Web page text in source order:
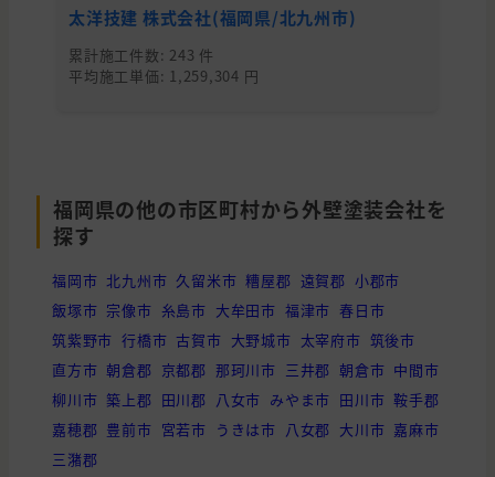
太洋技建 株式会社(福岡県/北九州市)
累計施工件数: 243 件
平均施工単価: 1,259,304 円
福岡県の他の市区町村から外壁塗装会社を
探す
福岡市 北九州市 久留米市 糟屋郡 遠賀郡 小郡市
飯塚市 宗像市 糸島市 大牟田市 福津市 春日市
筑紫野市 行橋市 古賀市 大野城市 太宰府市 筑後市
直方市 朝倉郡 京都郡 那珂川市 三井郡 朝倉市 中間市
柳川市 築上郡 田川郡 八女市 みやま市 田川市 鞍手郡
嘉穂郡 豊前市 宮若市 うきは市 八女郡 大川市 嘉麻市
三潴郡